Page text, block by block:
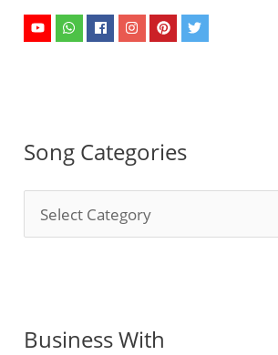
Song Categories
o
C
Business With